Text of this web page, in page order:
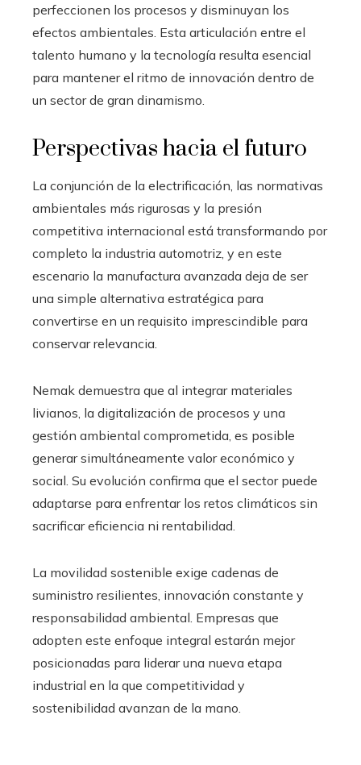
perfeccionen los procesos y disminuyan los
efectos ambientales. Esta articulación entre el
talento humano y la tecnología resulta esencial
para mantener el ritmo de innovación dentro de
un sector de gran dinamismo.
Perspectivas hacia el futuro
La conjunción de la electrificación, las normativas
ambientales más rigurosas y la presión
competitiva internacional está transformando por
completo la industria automotriz, y en este
escenario la manufactura avanzada deja de ser
una simple alternativa estratégica para
convertirse en un requisito imprescindible para
conservar relevancia.
Nemak demuestra que al integrar materiales
livianos, la digitalización de procesos y una
gestión ambiental comprometida, es posible
generar simultáneamente valor económico y
social. Su evolución confirma que el sector puede
adaptarse para enfrentar los retos climáticos sin
sacrificar eficiencia ni rentabilidad.
La movilidad sostenible exige cadenas de
suministro resilientes, innovación constante y
responsabilidad ambiental. Empresas que
adopten este enfoque integral estarán mejor
posicionadas para liderar una nueva etapa
industrial en la que competitividad y
sostenibilidad avanzan de la mano.